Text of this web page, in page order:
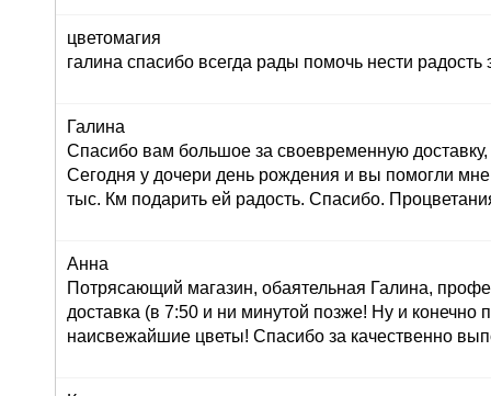
цветомагия
галина спасибо всегда рады помочь нести
Галина
Спасибо вам большое за своевременную доставку,
Сегодня у дочери день рождения и вы помогли
тыс. Км подарить ей радость. Спасибо.
Анна
Потрясающий магазин, обаятельная Галина,
доставка (в 7:50 и ни минутой позже! Ну и конечно
наисвежайшие цветы! Спасибо за качественно